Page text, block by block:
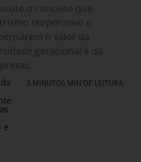
o conceito que
corporativo e
o valor da
geracional e da
e
3 MINUTOS MIN DE LEITURA